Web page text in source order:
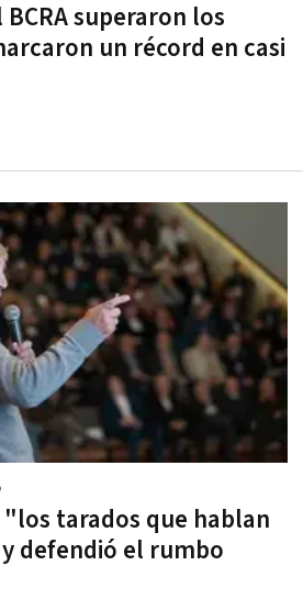
superaron los
un récord en casi
tarados que hablan
defendió el rumbo